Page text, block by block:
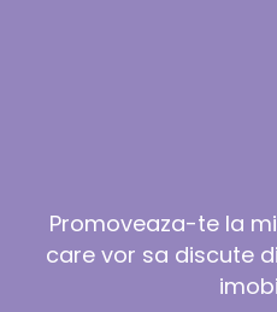
Promoveaza-te la
care vor sa discute